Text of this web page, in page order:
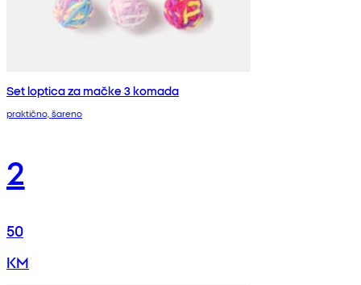
Set loptica za mačke 3 komada
praktično, šareno
2
50
KM